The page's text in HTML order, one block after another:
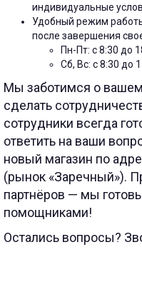
индивидуальные
Удобный режим
после завершения
Пн-Пт: с 8:30 до
Сб, Вс: с 8:30 до
Мы заботимся о
сделать
сотрудники всегда
ответить на ваши
новый магазин по
(рынок «Заречный»).
партнёров — мы
помощниками!
Остались вопросы?